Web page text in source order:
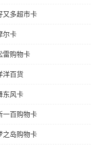
又多超市卡
尔卡
雷购物卡
洋百货
东风卡
一百购物卡
之岛购物卡